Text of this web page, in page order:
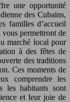
une opportunité
des Cubains,
familles d’accueil
permettront de
marché local pour
à des fêtes de
des traditions
Ces moments de
comprendre les
les habitants sont
et leur joie de